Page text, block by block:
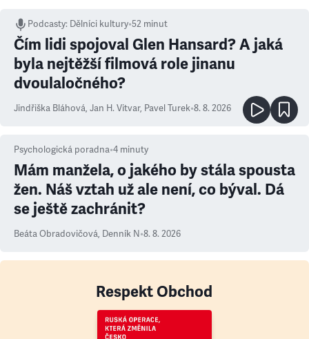
Podcasty: Dělníci kultury•52 minut
Čím lidi spojoval Glen Hansard? A jaká
byla nejtěžší filmová role jinanu
dvoulaločného?
Jindřiška Bláhová, Jan H. Vitvar, Pavel Turek•8. 8. 2026
Psychologická poradna•4 minuty
Mám manžela, o jakého by stála spousta
žen. Náš vztah už ale není, co býval. Dá
se ještě zachránit?
Beáta Obradovičová, Denník N•8. 8. 2026
Respekt Obchod